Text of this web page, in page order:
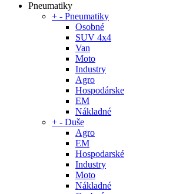
Pneumatiky
+ - Pneumatiky
Osobné
SUV 4x4
Van
Moto
Industry
Agro
Hospodárske
EM
Nákladné
+ - Duše
Agro
EM
Hospodarské
Industry
Moto
Nákladné